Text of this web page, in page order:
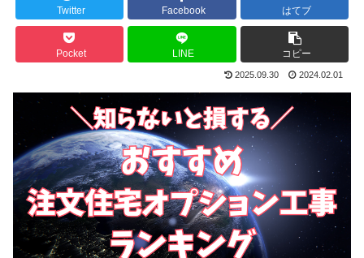
Twitter Facebook はてブ
Pocket LINE コピー
2025.09.30 2024.02.01